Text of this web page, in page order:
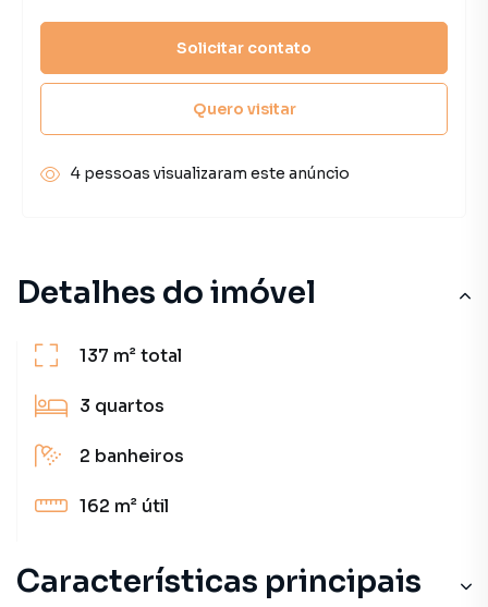
Detalhes do imóvel
137 m²total
3 quartos
2 banheiros
162 m² útil
Características principais
Solicitar contato
Quero visitar
4 pessoas visualizaram este anúncio